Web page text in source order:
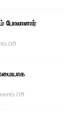
போலானார்
Off
Off